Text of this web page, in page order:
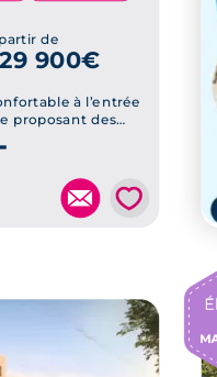
de
900€
à l’entrée
proposant des
au 4ème
pour habiter ou
💗